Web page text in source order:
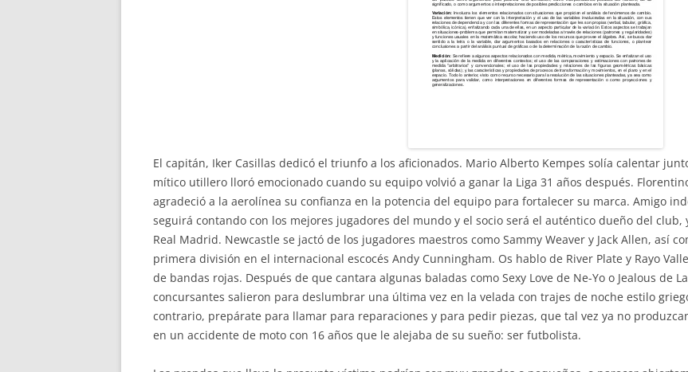
El capitán, Iker Casillas dedicó el triunfo a los aficionados. Mario Alberto Kempes solía calentar
mítico utillero lloró emocionado cuando su equipo volvió a ganar la Liga 31 años después.
agradeció a la aerolínea su confianza en la potencia del equipo para fortalecer su marca. Amigo
seguirá contando con los mejores jugadores del mundo y el socio será el auténtico dueño del
Real Madrid. Newcastle se jactó de los jugadores maestros como Sammy Weaver y Jack Allen, así
primera división en el internacional escocés Andy Cunningham. Os hablo de River Plate y Rayo
de bandas rojas. Después de que cantara algunas baladas como Sexy Love de Ne-Yo o Jealous de
concursantes salieron para deslumbrar una última vez en la velada con trajes de noche estilo
contrario, prepárate para llamar para reparaciones y para pedir piezas, que tal vez ya no
en un accidente de moto con 16 años que le alejaba de su sueño: ser futbolista.